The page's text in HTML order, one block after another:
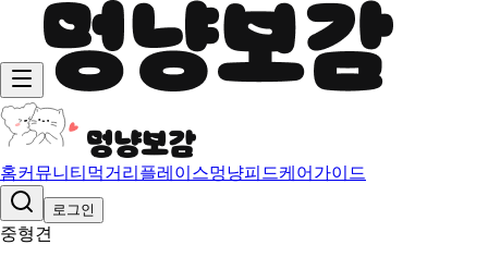
홈커뮤니티 먹거리 플레이스멍냥피드케어가이드
로그인
중형견